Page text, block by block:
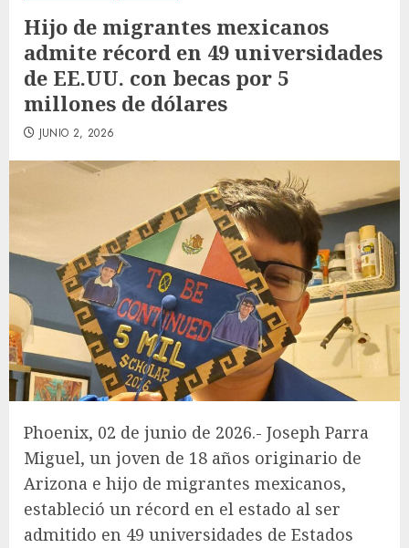
Hijo de migrantes mexicanos
admite récord en 49 universidades
de EE.UU. con becas por 5
millones de dólares
JUNIO 2, 2026
Phoenix, 02 de junio de 2026.- Joseph Parra
Miguel, un joven de 18 años originario de
Arizona e hijo de migrantes mexicanos,
estableció un récord en el estado al ser
admitido en 49 universidades de Estados